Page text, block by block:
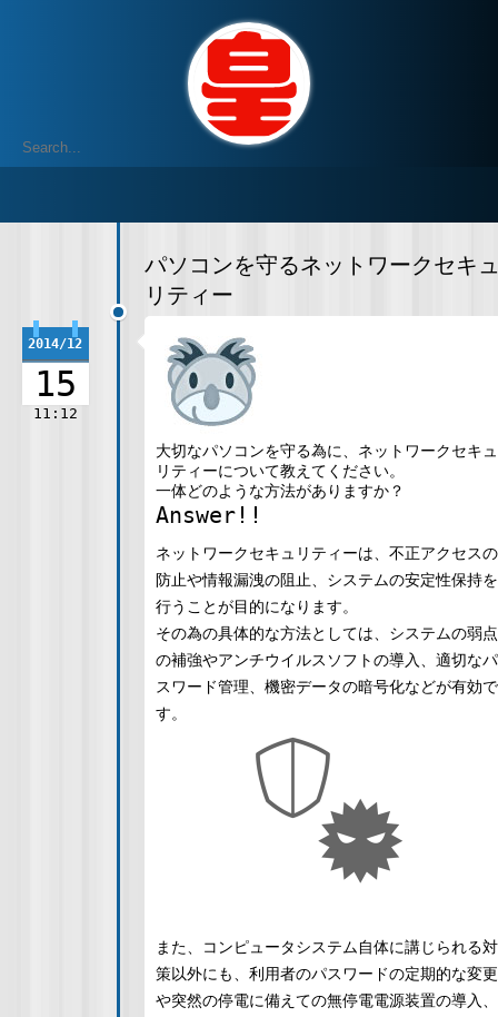
パソコンを守るネットワークセキ
リティー
2014/12
15
11:12
大切なパソコンを守る為に、ネットワークセキュ
リティーについて教えてください。
一体どのような方法がありますか？
Answer!!
ネットワークセキュリティーは、不正アクセスの
防止や情報漏洩の阻止、システムの安定性保持を
行うことが目的になります。
その為の具体的な方法としては、システムの弱点
の補強やアンチウイルスソフトの導入、適切なパ
スワード管理、機密データの暗号化などが有効で
す。
また、コンピュータシステム自体に講じられる対
策以外にも、利用者のパスワードの定期的な変更
や突然の停電に備えての無停電電源装置の導入、